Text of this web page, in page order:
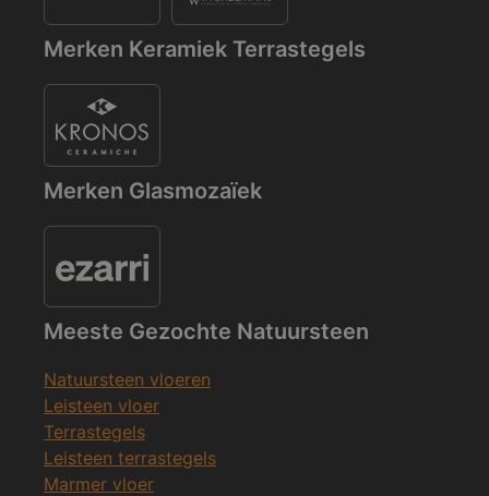
Merken Keramiek Terrastegels
Merken Glasmozaïek
Meeste Gezochte Natuursteen
Natuursteen vloeren
Leisteen vloer
Terrastegels
Leisteen terrastegels
Marmer vloer